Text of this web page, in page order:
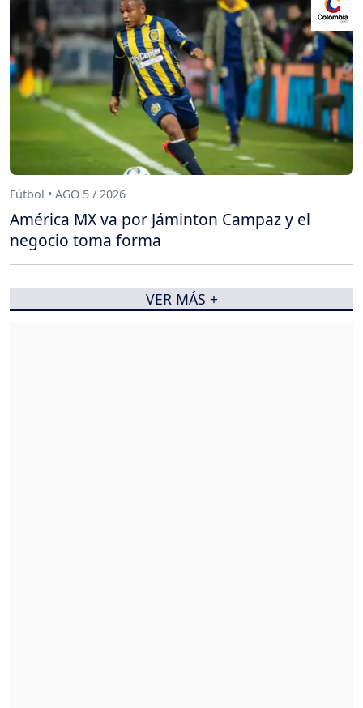
Fútbol • AGO 5 / 2026
América MX va por Jáminton Campaz y el
negocio toma forma
VER MÁS +